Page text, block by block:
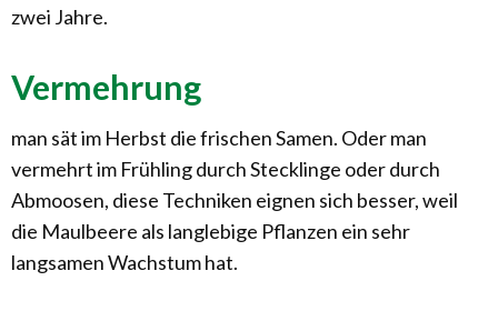
zwei Jahre.
Vermehrung
man sät im Herbst die frischen Samen. Oder man
vermehrt im Frühling durch Stecklinge oder durch
Abmoosen, diese Techniken eignen sich besser, weil
die Maulbeere als langlebige Pflanzen ein sehr
langsamen Wachstum hat.